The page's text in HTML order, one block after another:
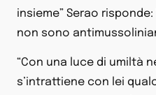
insieme” Serao
non sono
“Con una luce di umiltà
s’intrattiene con lei